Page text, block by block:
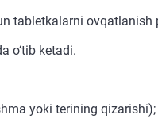
tabletkalarni
o‘tib ketadi.
yoki terining qizarishi);